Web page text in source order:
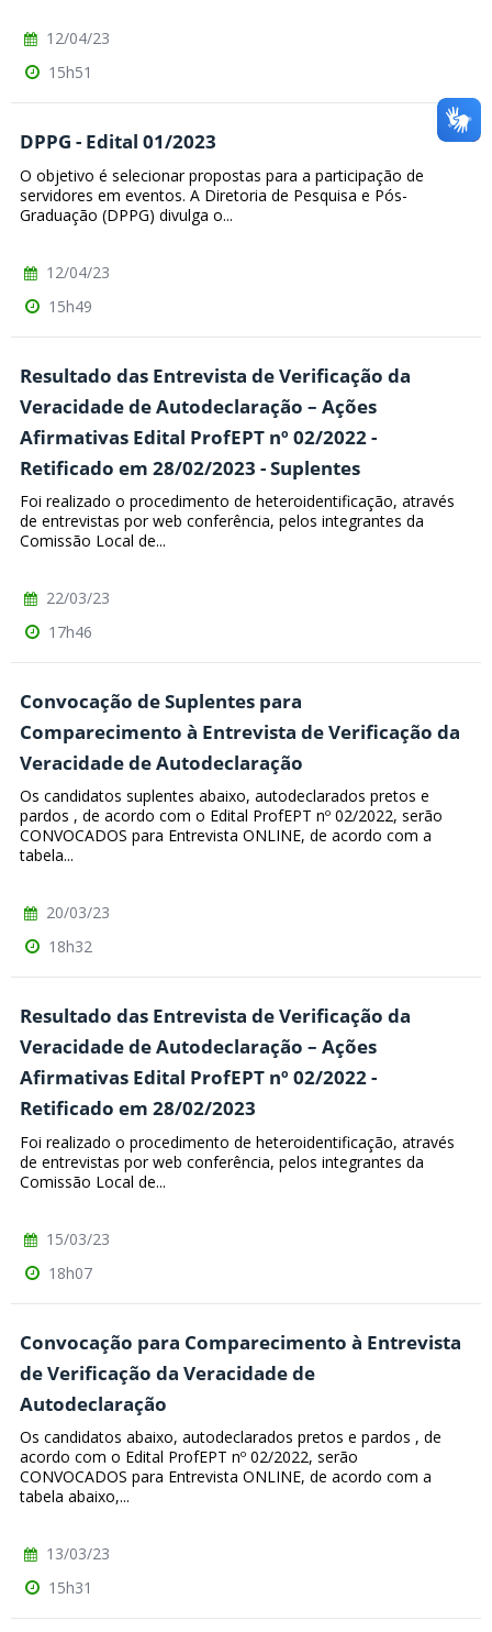
12/04/23
15h51
DPPG - Edital 01/2023
O objetivo é selecionar propostas para a participação de
servidores em eventos. A Diretoria de Pesquisa e Pós-
Graduação (DPPG) divulga o...
12/04/23
15h49
Resultado das Entrevista de Verificação da
Veracidade de Autodeclaração – Ações
Afirmativas Edital ProfEPT nº 02/2022 -
Retificado em 28/02/2023 - Suplentes
Foi realizado o procedimento de heteroidentificação, através
de entrevistas por web conferência, pelos integrantes da
Comissão Local de...
22/03/23
17h46
Convocação de Suplentes para
Comparecimento à Entrevista de Verificação da
Veracidade de Autodeclaração
Os candidatos suplentes abaixo, autodeclarados pretos e
pardos , de acordo com o Edital ProfEPT nº 02/2022, serão
CONVOCADOS para Entrevista ONLINE, de acordo com a
tabela...
20/03/23
18h32
Resultado das Entrevista de Verificação da
Veracidade de Autodeclaração – Ações
Afirmativas Edital ProfEPT nº 02/2022 -
Retificado em 28/02/2023
Foi realizado o procedimento de heteroidentificação, através
de entrevistas por web conferência, pelos integrantes da
Comissão Local de...
15/03/23
18h07
Convocação para Comparecimento à Entrevista
de Verificação da Veracidade de
Autodeclaração
Os candidatos abaixo, autodeclarados pretos e pardos , de
acordo com o Edital ProfEPT nº 02/2022, serão
CONVOCADOS para Entrevista ONLINE, de acordo com a
tabela abaixo,...
13/03/23
15h31